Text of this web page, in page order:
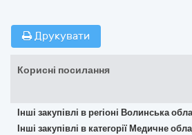
Друкувати
Корисні посилання
Інші закупівлі в регіоні Волинська
Інші закупівлі в категорії Медичне